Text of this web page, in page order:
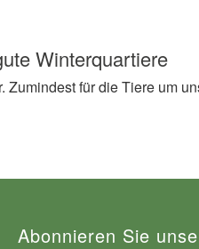
Winterquartiere
Zumindest für die Tiere um
Abonnieren Sie